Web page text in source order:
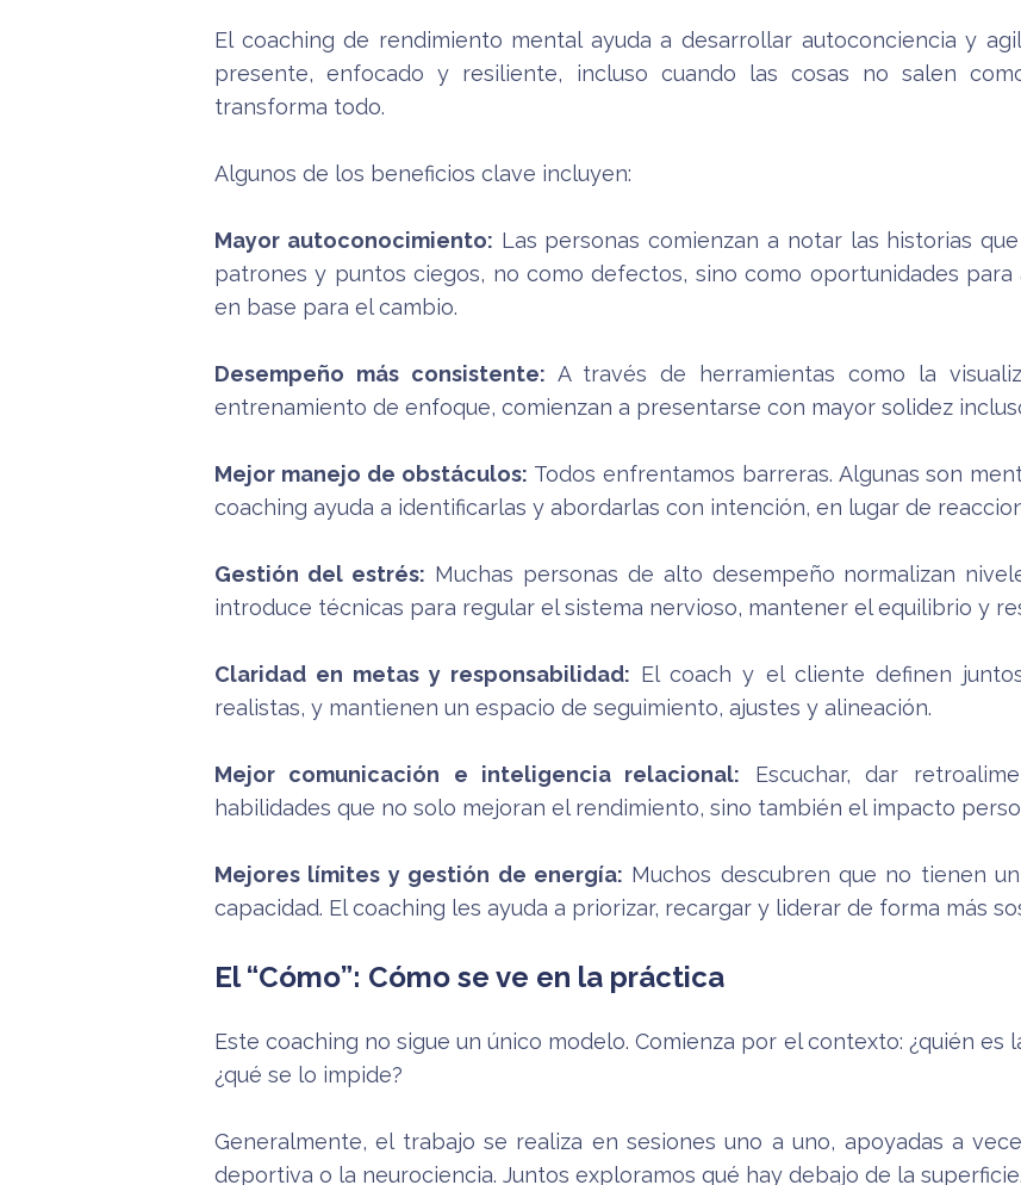
El coaching de rendimiento mental ayuda a desarrollar autoconciencia y
presente, enfocado y resiliente, incluso cuando las cosas no salen
transforma todo.
Algunos de los beneficios clave incluyen:
Mayor autoconocimiento: Las personas comienzan a notar las historias
patrones y puntos ciegos, no como defectos, sino como oportunidades para
en base para el cambio.
Desempeño más consistente: A través de herramientas como la
entrenamiento de enfoque, comienzan a presentarse con mayor solidez
Mejor manejo de obstáculos: Todos enfrentamos barreras. Algunas son
coaching ayuda a identificarlas y abordarlas con intención, en lugar de
Gestión del estrés: Muchas personas de alto desempeño normalizan
introduce técnicas para regular el sistema nervioso, mantener el equilibrio y
Claridad en metas y responsabilidad: El coach y el cliente definen
realistas, y mantienen un espacio de seguimiento, ajustes y alineación.
Mejor comunicación e inteligencia relacional: Escuchar, dar
habilidades que no solo mejoran el rendimiento, sino también el impacto
Mejores límites y gestión de energía: Muchos descubren que no tienen
capacidad. El coaching les ayuda a priorizar, recargar y liderar de forma más
El “Cómo”: Cómo se ve en la práctica
Este coaching no sigue un único modelo. Comienza por el contexto: ¿quién es
¿qué se lo impide?
Generalmente, el trabajo se realiza en sesiones uno a uno, apoyadas a
deportiva o la neurociencia. Juntos exploramos qué hay debajo de la